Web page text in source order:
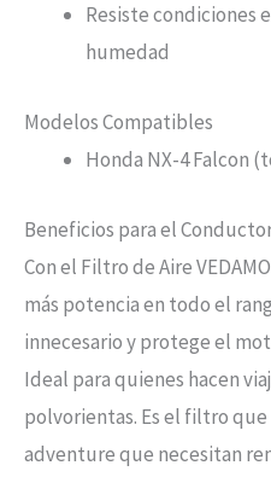
Resiste condiciones
humedad
Modelos Compatibles
Honda NX-4 Falcon
Beneficios para el
Con el Filtro de Aire
más potencia en todo el
innecesario y protege el
Ideal para quienes hacen
polvorientas. Es el filtro
adventure que necesitan